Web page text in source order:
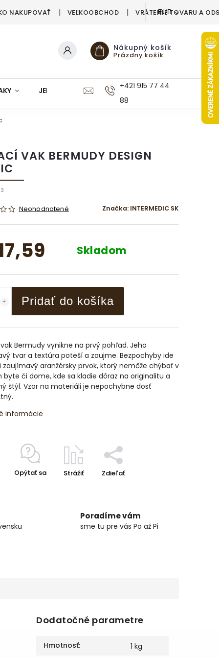
NAKUPOVAŤ VEĽKOOBCHOD VRÁTENIE TOVARU A
EUR
Nákupný košík
Prázdny košík
JEDÁLEŇ KUCHYŇA KÚPEĽŇA
+421 915 77 44
88
VAK BERMUDY DESIGN
Neohodnotené Značka: INTERMEDIC SK
Skladom
Pridať do košíka
Bermudy vynikne na prvý pohľad. Jeho
tvar a textúra poteší a zaujme. Bezpochyby ide
aranžérsky prvok, ktorý nemôže chýbať v
byte či dome, kde sa kladie dôraz na originalitu a
štýl. Vzor na materiáli je nepochybne dosť
informácie
Opýtať sa Strážiť Zdieľať
Poradíme vám
sme tu pre vás Po až Pi
Dodatočné parametre
Hmotnosť: 1 kg